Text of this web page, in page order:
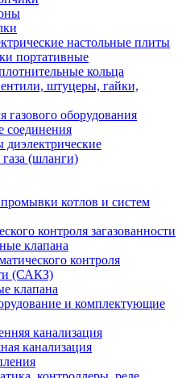
настольные плиты
портативные
кольца
штуцеры, гайки,
оборудования
(шланги)
котлов и систем
контроля загазованности
клапана
контроля
(САКЗ)
клапана
и комплектующие
канализация
канализация